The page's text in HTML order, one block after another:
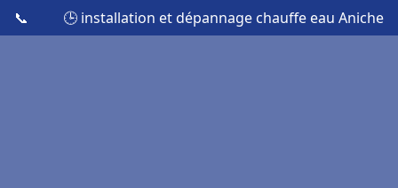
📞 🕒 installation et dépannage chauffe eau Aniche